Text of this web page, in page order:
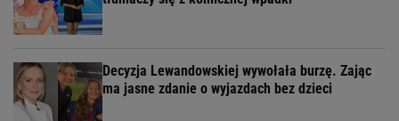
Decyzja Lewandowskiej wywołała burzę. Zając
ma jasne zdanie o wyjazdach bez dzieci